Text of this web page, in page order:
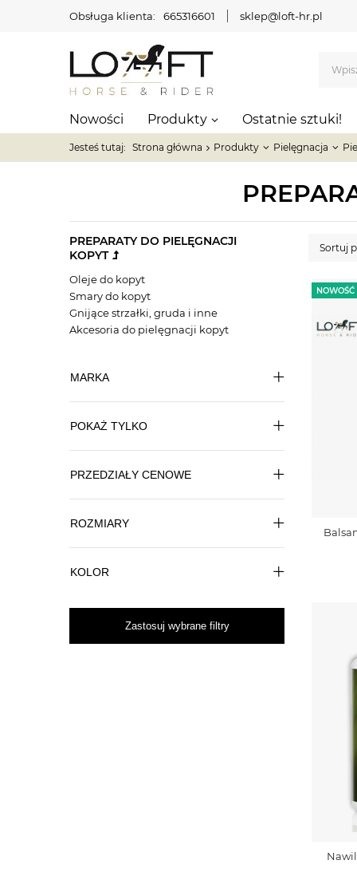
Obsługa klienta: 665316601 sklep@loft-hr.pl
Nowości Produkty Ostatnie sztuki!
Jesteś tutaj: Strona główna Produkty Pielęgnacja
PREPARATY DO PIELĘGNACJI
KOPYT
Oleje do kopyt
Smary do kopyt
Gnijące strzałki, gruda i inne
Akcesoria do pielęgnacji kopyt
MARKA
POKAŻ TYLKO
PRZEDZIAŁY CENOWE
ROZMIARY
KOLOR
Zastosuj wybrane filtry
Sortuj
NOWOŚĆ